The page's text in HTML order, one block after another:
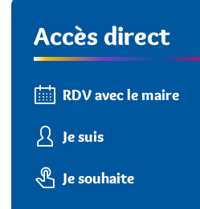
Accès direct
RDV avec le maire
Je suis
Je souhaite